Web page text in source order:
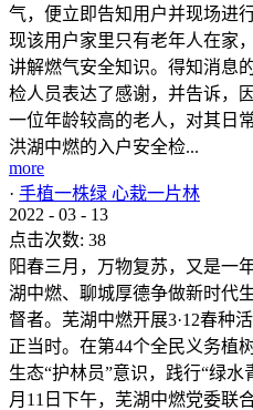
气，便立即告知用户并现场进
现该用户家里只有老年人在家
讲解燃气安全知识。得知消息
检人员表达了感谢，并告诉，
一位年龄较高的老人，对其日
洪湖中燃的入户安全检...
more
· 手植一株绿 心栽一片林
2022 - 03 - 13
点击次数: 38
阳春三月，万物复苏，又是一
湖中燃、聊城厚德争做新时代
督者。芜湖中燃开展3·12春种
正当时。在第44个全民义务植
生态“护林员”意识，践行“绿
月11日下午，芜湖中燃党委联